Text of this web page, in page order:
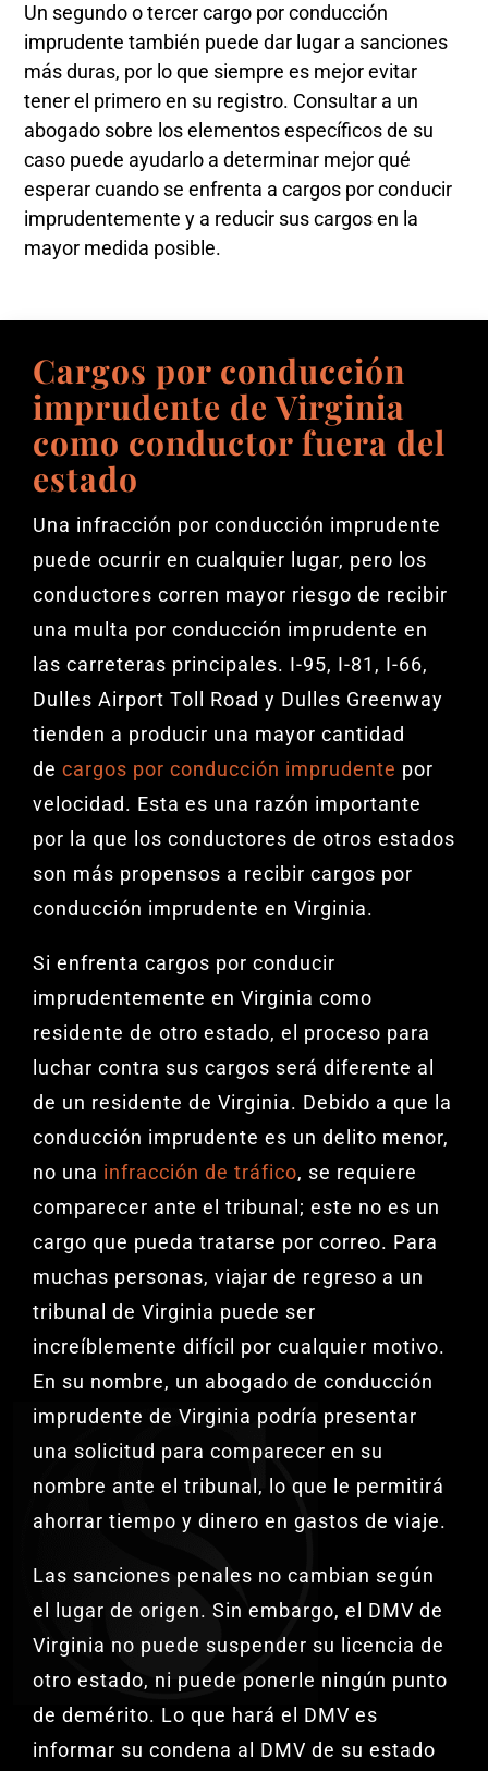
Un segundo o tercer cargo por conducción
imprudente también puede dar lugar a sanciones
más duras, por lo que siempre es mejor evitar
tener el primero en su registro. Consultar a un
abogado sobre los elementos específicos de su
caso puede ayudarlo a determinar mejor qué
esperar cuando se enfrenta a cargos por conducir
imprudentemente y a reducir sus cargos en la
mayor medida posible.
Cargos por conducción
imprudente de Virginia
como conductor fuera del
estado
Una infracción por conducción imprudente
puede ocurrir en cualquier lugar, pero los
conductores corren mayor riesgo de recibir
una multa por conducción imprudente en
las carreteras principales. I-95, I-81, I-66,
Dulles Airport Toll Road y Dulles Greenway
tienden a producir una mayor cantidad
de cargos por conducción imprudente por
velocidad. Esta es una razón importante
por la que los conductores de otros estados
son más propensos a recibir cargos por
conducción imprudente en Virginia.
Si enfrenta cargos por conducir
imprudentemente en Virginia como
residente de otro estado, el proceso para
luchar contra sus cargos será diferente al
de un residente de Virginia. Debido a que la
conducción imprudente es un delito menor,
no una infracción de tráfico, se requiere
comparecer ante el tribunal; este no es un
cargo que pueda tratarse por correo. Para
muchas personas, viajar de regreso a un
tribunal de Virginia puede ser
increíblemente difícil por cualquier motivo.
En su nombre, un abogado de conducción
imprudente de Virginia podría presentar
una solicitud para comparecer en su
nombre ante el tribunal, lo que le permitirá
ahorrar tiempo y dinero en gastos de viaje.
Las sanciones penales no cambian según
el lugar de origen. Sin embargo, el DMV de
Virginia no puede suspender su licencia de
otro estado, ni puede ponerle ningún punto
de demérito. Lo que hará el DMV es
informar su condena al DMV de su estado